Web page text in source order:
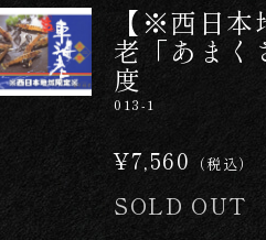
【※西日
老「あま
度
013-1
¥7,560 （税込）
SOLD OUT